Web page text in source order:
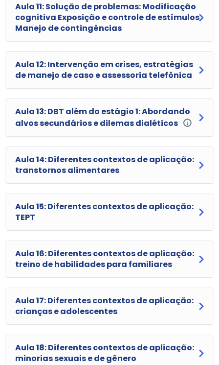
Aula 11: Solução de problemas: Modificação
cognitiva Exposição e controle de estímulos
Manejo de contingências
Aula 12: Intervenção em crises, estratégias
de manejo de caso e assessoria telefônica
Aula 13: DBT além do estágio 1: Abordando
alvos secundários e dilemas dialéticos
Aula 14: Diferentes contextos de aplicação:
transtornos alimentares
Aula 15: Diferentes contextos de aplicação:
TEPT
Aula 16: Diferentes contextos de aplicação:
treino de habilidades para familiares
Aula 17: Diferentes contextos de aplicação:
crianças e adolescentes
Aula 18: Diferentes contextos de aplicação:
minorias sexuais e de gênero